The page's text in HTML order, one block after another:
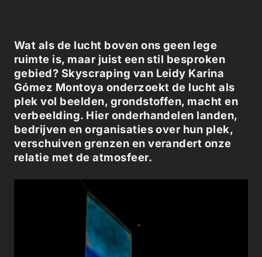
Wat als de lucht boven ons geen lege
ruimte is, maar juist een stil besproken
gebied? Skyscraping van Leidy Karina
Gómez Montoya onderzoekt de lucht als
plek vol beelden, grondstoffen, macht en
verbeelding. Hier onderhandelen landen,
bedrijven en organisaties over hun plek,
verschuiven grenzen en verandert onze
relatie met de atmosfeer.